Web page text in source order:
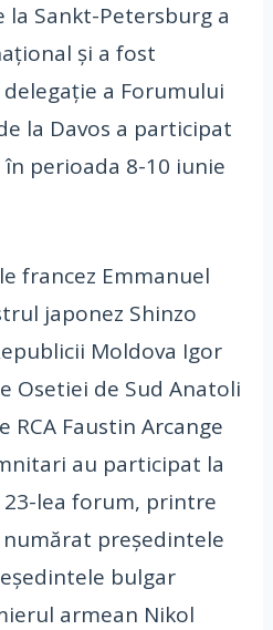
la Sankt-Petersburg a
și a fost
delegație a Forumului
la Davos a participat
perioada 8-10 iunie
francez Emmanuel
japonez Shinzo
Moldova Igor
Osetiei de Sud Anatoli
RCA Faustin Arcange
au participat la
23-lea forum, printre
președintele
bulgar
armean Nikol